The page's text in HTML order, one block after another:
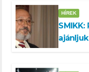
HÍREK
ajánljuk